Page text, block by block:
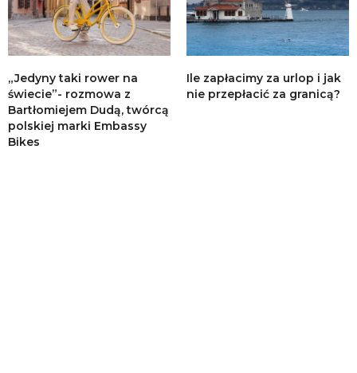
„Jedyny taki rower na
świecie”- rozmowa z
Bartłomiejem Dudą, twórcą
polskiej marki Embassy
Bikes
Ile zapłacimy za urlop i jak
nie przepłacić za granicą?